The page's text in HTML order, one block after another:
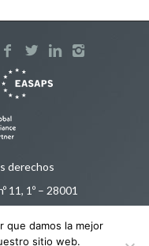
derechos
1º – 28001
78 34|
que damos la mejor
sitio web.